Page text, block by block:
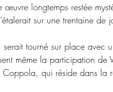
œuvre longtemps restée
sur une trentaine de
tourné sur place avec
même la participation de
qui réside dans la